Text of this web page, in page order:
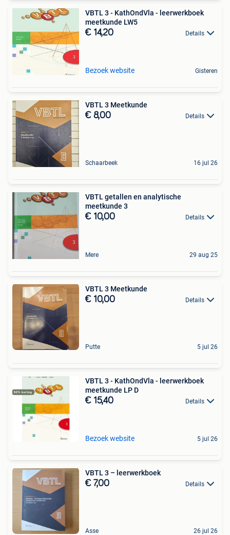
VBTL 3 - KathOndVla - leerwerkboek
meetkunde LW5
€ 14,20 Details
Bezoek website Gisteren
VBTL 3 Meetkunde
€ 8,00 Details
Schaarbeek 16 jul 26
VBTL getallen en analytische
meetkunde 3
€ 10,00 Details
Mere 29 aug 25
VBTL 3 Meetkunde
€ 10,00 Details
Putte 5 jul 26
VBTL 3 - KathOndVla - leerwerkboek
meetkunde LP D
€ 15,40 Details
Bezoek website 5 jul 26
VBTL 3 – leerwerkboek
€ 7,00 Details
Asse 26 jul 26